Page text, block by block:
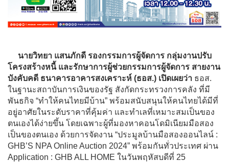
นายวิทยา แสนภักดี รองกรรมการผู้จัดการ กลุ่มงานปรับ
โครงสร้างหนี้ และรักษาการผู้ช่วยกรรมการผู้จัดการ สายงาน
บังคับคดี ธนาคารอาคารสงเคราะห์ (ธอส.) เปิดเผยว่า ธอส.
ในฐานะสถาบันการเงินของรัฐ สังกัดกระทรวงการคลัง ที่มี
พันธกิจ “ทำให้คนไทยมีบ้าน” พร้อมสนับสนุนให้คนไทยได้มีที่
อยู่อาศัยในระดับราคาที่คุ้มค่า และทำเลที่เหมาะสมเป็นของ
ตนเองได้ง่ายขึ้น โดยเฉพาะผู้ที่มองหาคอนโดมิเนียมมือสอง
เป็นของตนเอง ด้วยการจัดงาน “ประมูลบ้านมือสองออนไลน์ :
GHB’S NPA Online Auction 2024” พร้อมกันทั่วประเทศ ผ่าน
Application : GHB ALL HOME ในวันพฤหัสบดีที่ 25